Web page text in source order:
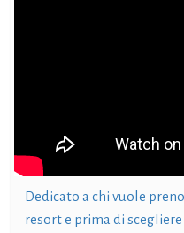
Dedicato a chi vuole
resort e prima di